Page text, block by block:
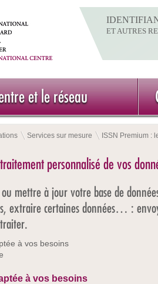
ET AUTRES
et le réseau
Services sur mesure ISSN Premium :
personnalisé de vos
mettre à jour votre base de
extraire certaines données… :
à vos besoins
à vos besoins